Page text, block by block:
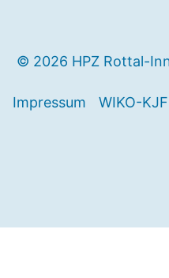
© 2026 HPZ Rottal-
Impressum WIKO-KJF